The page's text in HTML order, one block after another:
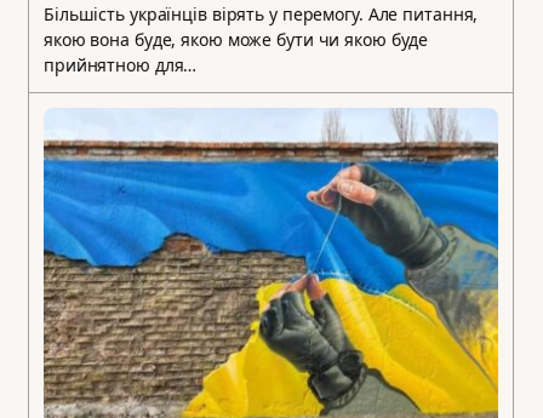
Більшість українців вірять у перемогу. Але питання,
якою вона буде, якою може бути чи якою буде
прийнятною для…